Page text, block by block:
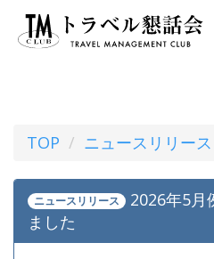
TOP ニュースリリース
ニュースリリース
2026年5月
ました